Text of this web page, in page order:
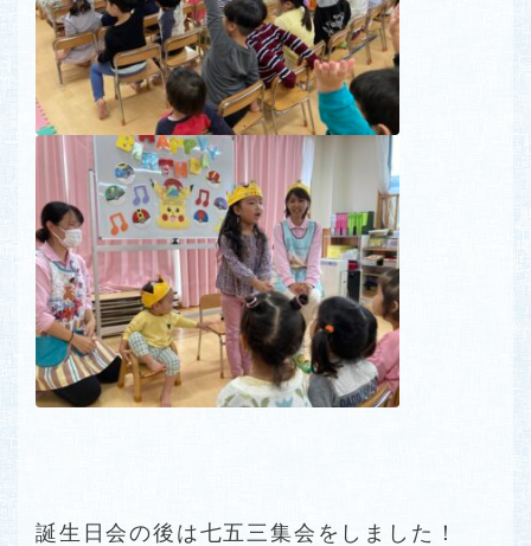
誕生日会の後は七五三集会をしました！